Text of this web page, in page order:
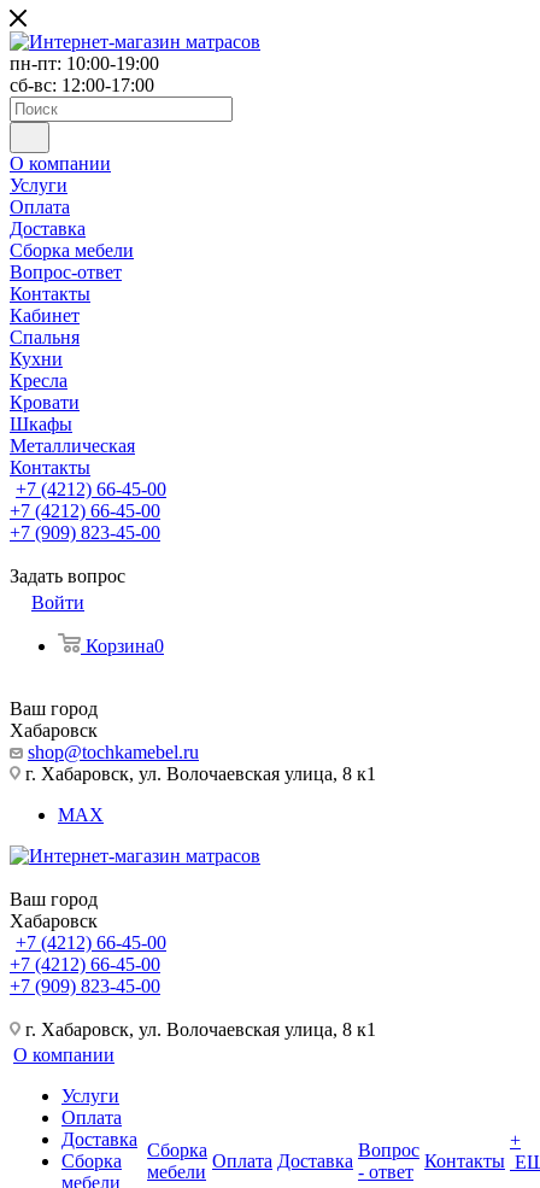
пн-пт: 10:00-19:00
сб-вс: 12:00-17:00
О компании
Услуги
Оплата
Доставка
Сборка мебели
Вопрос-ответ
Контакты
Кабинет
Спальня
Кухни
Кресла
Кровати
Шкафы
Металлическая
Контакты
+7 (4212) 66-45-00
+7 (4212) 66-45-00
+7 (909) 823-45-00
Задать вопрос
Войти
Корзина0
Ваш город
Хабаровск
shop@tochkamebel.ru
г. Хабаровск, ул. Волочаевская улица, 8 к1
MAX
Ваш город
Хабаровск
+7 (4212) 66-45-00
+7 (4212) 66-45-00
+7 (909) 823-45-00
г. Хабаровск, ул. Волочаевская улица, 8 к1
О компании
Услуги
Оплата
Доставка
Сборка
мебели
Сборка
мебели
Оплата Доставка
Вопрос
- ответ
Контакты
+